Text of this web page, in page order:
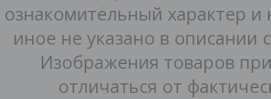
ознакомительный характер
иное не указано в описании
Изображения товаров
отличаться от